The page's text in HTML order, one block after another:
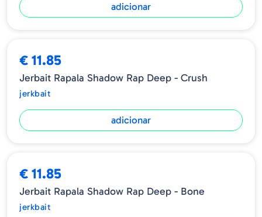
adicionar
€ 11.85
Jerbait Rapala Shadow Rap Deep - Crush
jerkbait
adicionar
€ 11.85
Jerbait Rapala Shadow Rap Deep - Bone
jerkbait